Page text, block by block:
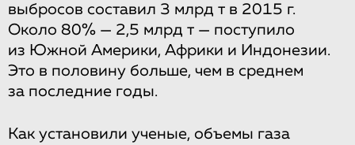
выбросов составил 3 млрд т в 2015 г.
Около 80% — 2,5 млрд т — поступило
из Южной Америки, Африки и Индонезии.
Это в половину больше, чем в среднем
за последние годы.
Как установили ученые, объемы газа